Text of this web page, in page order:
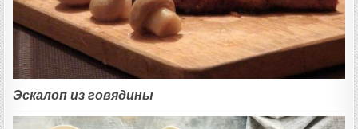
Эскалоп из говядины